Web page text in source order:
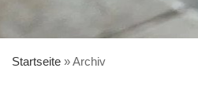
Startseite »Archiv